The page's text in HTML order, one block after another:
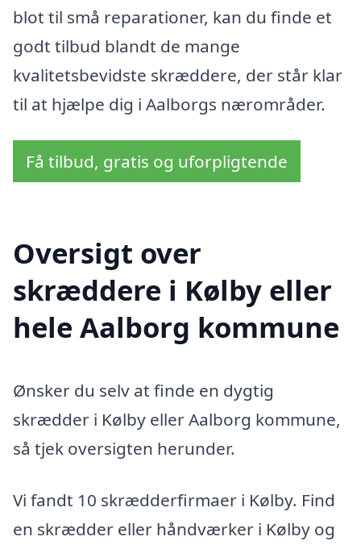
blot til små reparationer, kan du finde et
godt tilbud blandt de mange
kvalitetsbevidste skræddere, der står klar
til at hjælpe dig i Aalborgs nærområder.
Få tilbud, gratis og uforpligtende
Oversigt over
skræddere i Kølby eller
hele Aalborg kommune
Ønsker du selv at finde en dygtig
skrædder i Kølby eller Aalborg kommune,
så tjek oversigten herunder.
Vi fandt 10 skrædderfirmaer i Kølby. Find
en skrædder eller håndværker i Kølby og